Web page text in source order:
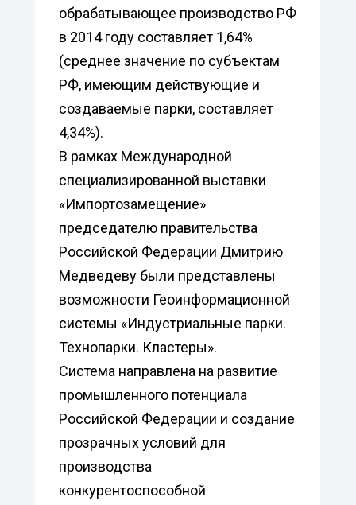
обрабатывающее производство РФ
в 2014 году составляет 1,64%
(среднее значение по субъектам
РФ, имеющим действующие и
создаваемые парки, составляет
4,34%).
В рамках Международной
специализированной выставки
«Импортозамещение»
председателю правительства
Российской Федерации Дмитрию
Медведеву были представлены
возможности Геоинформационной
системы «Индустриальные парки.
Технопарки. Кластеры».
Система направлена на развитие
промышленного потенциала
Российской Федерации и создание
прозрачных условий для
производства
конкурентоспособной